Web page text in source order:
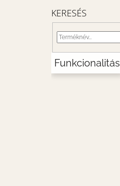
KERESÉS
Funkcionalitás